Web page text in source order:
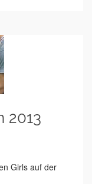
2013
Girls auf der